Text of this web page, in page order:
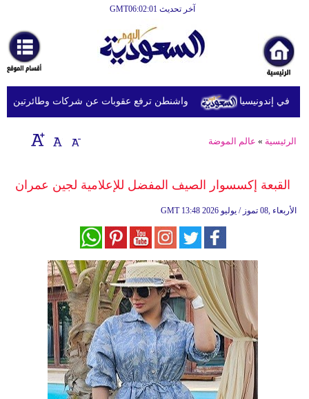
آخر تحديث GMT06:02:01
أخبارعاجلة
رياضة
ثقافة
إقتصاد
وموسيقى
واشنطن ترفع عقوبات عن شركات وطائرتين على إندونيسيا
الرئيسية » عالم الموضة
القبعة إكسسوار الصيف المفضل للإعلامية لجين عمران
GMT 13:48 2026 الأربعاء ,08 تموز / يوليو